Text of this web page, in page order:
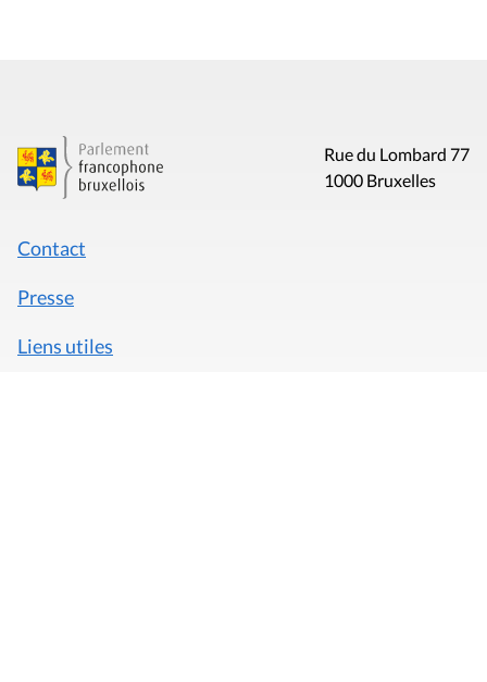
Rue du Lombard 77
1000 Bruxelles
Contact
Presse
Liens utiles